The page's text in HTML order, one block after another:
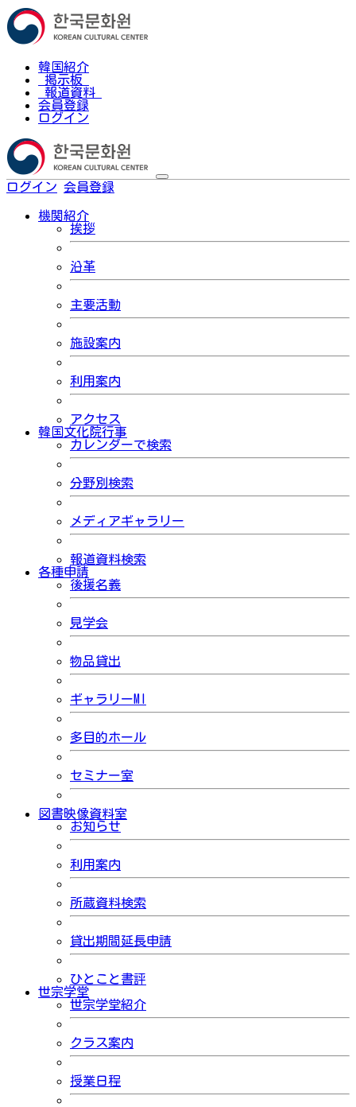
韓国紹介
掲示板
報道資料
会員登録
ログイン
ログイン 会員登録
機関紹介
挨拶
沿革
主要活動
施設案内
利用案内
アクセス
韓国文化院行事
カレンダーで検索
分野別検索
メディアギャラリー
報道資料検索
各種申請
後援名義
見学会
物品貸出
ギャラリーMI
多目的ホール
セミナー室
図書映像資料室
お知らせ
利用案内
所蔵資料検索
貸出期間延長申請
ひとこと書評
世宗学堂
世宗学堂紹介
クラス案内
授業日程